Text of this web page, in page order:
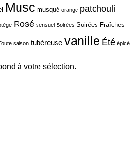
Musc musqué orange patchouli
Rosé sensuel Soirées Soirées Fraîches
saison tubéreuse vanille Été épicé
à votre sélection.